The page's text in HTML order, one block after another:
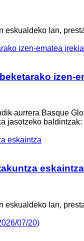
eskualdeko lan,
izen-
aurrera Basque
jasotzeko
eskaintza
eskualdeko lan,